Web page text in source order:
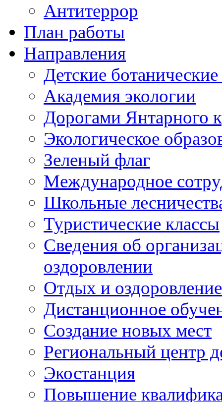
Антитеррор
План работы
Направления
Детские
Академия экологии
Дорогами Янтарного
Экологическое
Зеленый флаг
Международное
Школьные
Туристические классы
Сведения об
оздоровлении
Отдых и
Дистанционное
Создание новых мест
Региональный центр
Экостанция
Повышение